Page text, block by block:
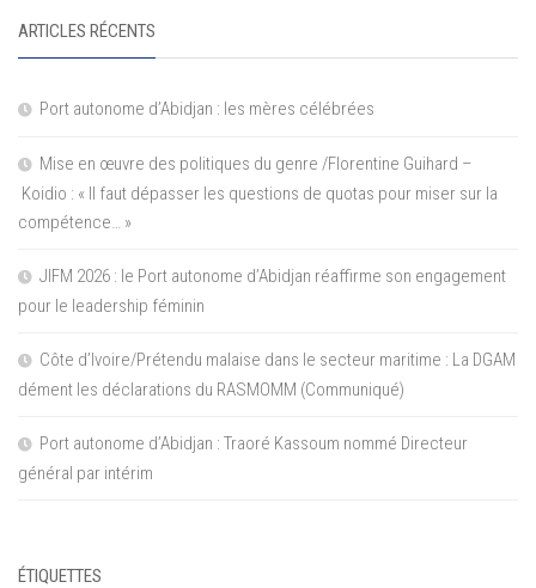
ARTICLES RÉCENTS
Port autonome d’Abidjan : les mères célébrées
Mise en œuvre des politiques du genre /Florentine Guihard –
Koidio : « Il faut dépasser les questions de quotas pour miser sur la
compétence… »
JIFM 2026 : le Port autonome d’Abidjan réaffirme son engagement
pour le leadership féminin
Côte d’Ivoire/Prétendu malaise dans le secteur maritime : La DGAM
dément les déclarations du RASMOMM (Communiqué)
Port autonome d’Abidjan : Traoré Kassoum nommé Directeur
général par intérim
ÉTIQUETTES